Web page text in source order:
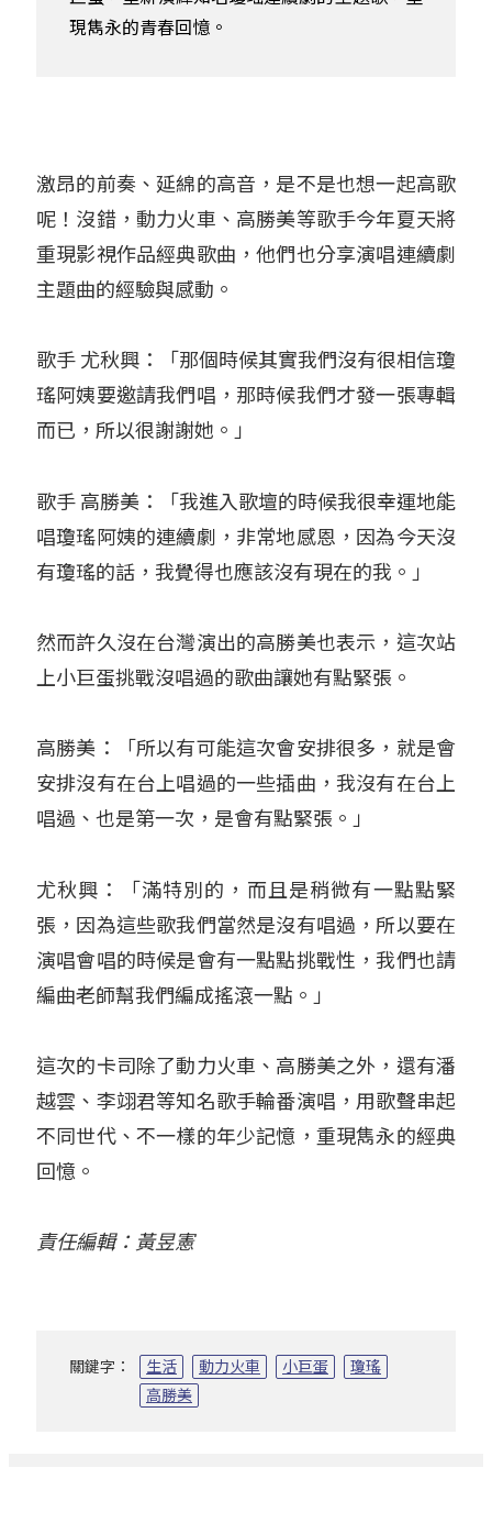
現雋永的青春回憶。
激昂的前奏、延綿的高音，是不是也想一起高歌
呢！沒錯，動力火車、高勝美等歌手今年夏天將
重現影視作品經典歌曲，他們也分享演唱連續劇
主題曲的經驗與感動。
歌手 尤秋興：「那個時候其實我們沒有很相信瓊
瑤阿姨要邀請我們唱，那時候我們才發一張專輯
而已，所以很謝謝她。」
歌手 高勝美：「我進入歌壇的時候我很幸運地能
唱瓊瑤阿姨的連續劇，非常地感恩，因為今天沒
有瓊瑤的話，我覺得也應該沒有現在的我。」
然而許久沒在台灣演出的高勝美也表示，這次站
上小巨蛋挑戰沒唱過的歌曲讓她有點緊張。
高勝美：「所以有可能這次會安排很多，就是會
安排沒有在台上唱過的一些插曲，我沒有在台上
唱過、也是第一次，是會有點緊張。」
尤秋興：「滿特別的，而且是稍微有一點點緊
張，因為這些歌我們當然是沒有唱過，所以要在
演唱會唱的時候是會有一點點挑戰性，我們也請
編曲老師幫我們編成搖滾一點。」
這次的卡司除了動力火車、高勝美之外，還有潘
越雲、李翊君等知名歌手輪番演唱，用歌聲串起
不同世代、不一樣的年少記憶，重現雋永的經典
回憶。
責任編輯：黃昱憲
關鍵字： 生活 動力火車 小巨蛋
瓊瑤
高勝美